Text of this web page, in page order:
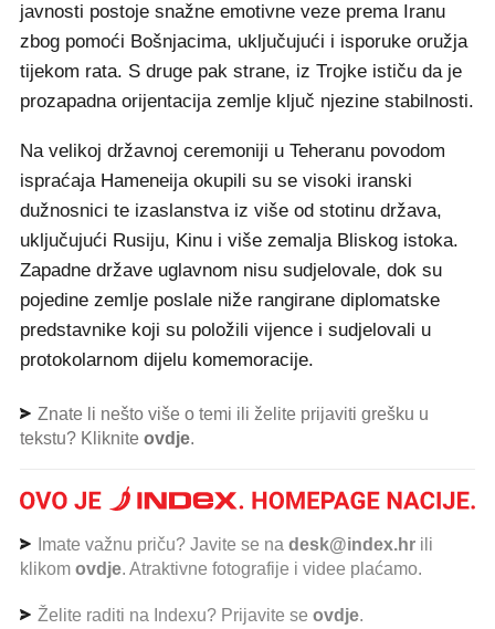
javnosti postoje snažne emotivne veze prema Iranu
zbog pomoći Bošnjacima, uključujući i isporuke oružja
tijekom rata. S druge pak strane, iz Trojke ističu da je
prozapadna orijentacija zemlje ključ njezine stabilnosti.
Na velikoj državnoj ceremoniji u Teheranu povodom
ispraćaja Hameneija okupili su se visoki iranski
dužnosnici te izaslanstva iz više od stotinu država,
uključujući Rusiju, Kinu i više zemalja Bliskog istoka.
Zapadne države uglavnom nisu sudjelovale, dok su
pojedine zemlje poslale niže rangirane diplomatske
predstavnike koji su položili vijence i sudjelovali u
protokolarnom dijelu komemoracije.
Znate li nešto više o temi ili želite prijaviti grešku u
tekstu? Kliknite ovdje.
Imate važnu priču? Javite se na desk@index.hr ili
klikom ovdje. Atraktivne fotografije i videe plaćamo.
Želite raditi na Indexu? Prijavite se ovdje.